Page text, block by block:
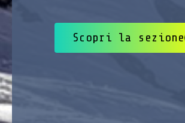
Scopri la sezione